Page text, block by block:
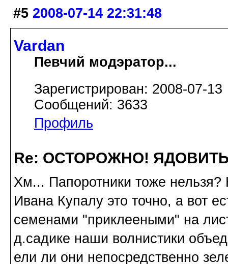
#5 2008-07-14 22:31:48
Vardan
Певчий модэратор...
Зарегистрирован: 2008-07-13
Сообщений: 3633
Профиль
Re: ОСТОРОЖНО!
Хм... Папоротники тоже
Ивана Купалу это точно, а вот
семенами "приклееными" на
д.садике наши волнистики
ели ли они непосредственно